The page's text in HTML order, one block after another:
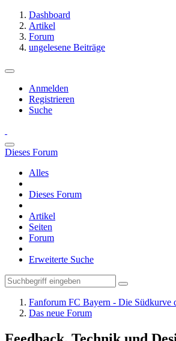
Dashboard
Artikel
Forum
ungelesene Beiträge
Anmelden
Registrieren
Suche
Dieses Forum
Alles
Dieses Forum
Artikel
Seiten
Forum
Erweiterte Suche
Fanforum FC Bayern - Die Südkurve
Das neue Forum